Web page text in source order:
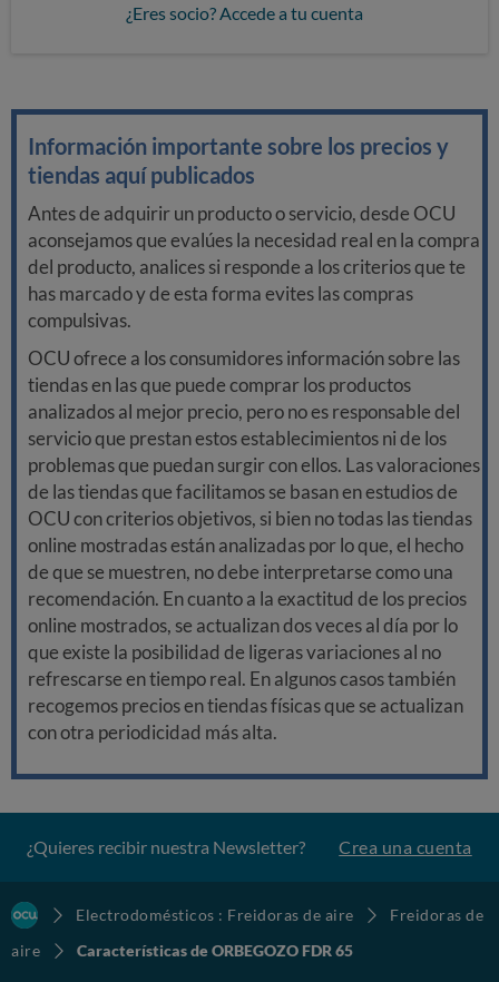
¿Eres socio? Accede a tu cuenta
Información importante sobre los precios y
tiendas aquí publicados
Antes de adquirir un producto o servicio, desde OCU
aconsejamos que evalúes la necesidad real en la compra
del producto, analices si responde a los criterios que te
has marcado y de esta forma evites las compras
compulsivas.
OCU ofrece a los consumidores información sobre las
tiendas en las que puede comprar los productos
analizados al mejor precio, pero no es responsable del
servicio que prestan estos establecimientos ni de los
problemas que puedan surgir con ellos. Las valoraciones
de las tiendas que facilitamos se basan en estudios de
OCU con criterios objetivos, si bien no todas las tiendas
online mostradas están analizadas por lo que, el hecho
de que se muestren, no debe interpretarse como una
recomendación. En cuanto a la exactitud de los precios
online mostrados, se actualizan dos veces al día por lo
que existe la posibilidad de ligeras variaciones al no
refrescarse en tiempo real. En algunos casos también
recogemos precios en tiendas físicas que se actualizan
con otra periodicidad más alta.
¿Quieres recibir nuestra Newsletter? Crea una cuenta
Electrodomésticos : Freidoras de aire
Freidoras de
aire
Características de ORBEGOZO FDR 65